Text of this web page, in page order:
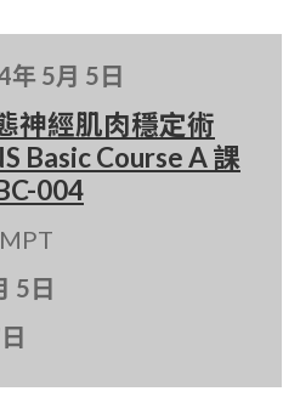
年 5月 5日
神經肌肉穩定術
Basic Course A 課
004
5日